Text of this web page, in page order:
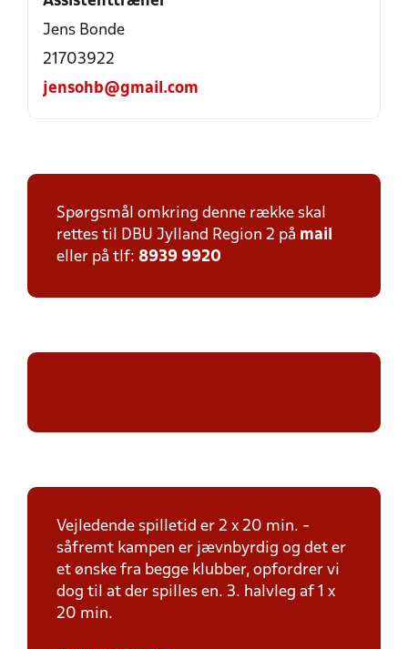
Jens Bonde
21703922
jensohb@gmail.com
Spørgsmål omkring denne række skal
rettes til DBU Jylland Region 2 på mail
eller på tlf: 8939 9920
Vejledende spilletid er 2 x 20 min. -
såfremt kampen er jævnbyrdig og det er
et ønske fra begge klubber, opfordrer vi
dog til at der spilles en. 3. halvleg af 1 x
20 min.